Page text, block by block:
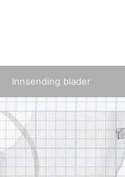
Innsending blader